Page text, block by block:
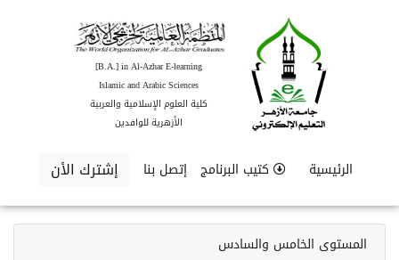
[B.A.] in Al-Azhar E-learning
Islamic and Arabic Sciences
كلية العلوم الإسلامية والعربية
الأزهرية للوافدين
الرئيسية كتيب البرنامج إتصل بنا إشترك الأن
المستوى الخامس والسادس